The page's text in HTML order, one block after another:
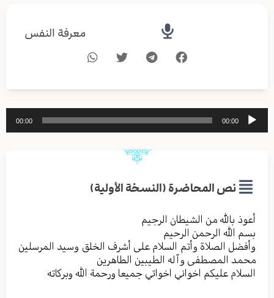
معرفة النفس
مشغل
الصوت
00:00
00:00
نص المحاضرة (النسخة الأولية)
أعوذ بالله من الشیطان الرجیم
بسم الله الرحمن الرحیم
وأفضل الصلاة وأتم السلام علی أشرف الخلق وسید المرسلین
محمد المصطفی وآله الطیبین الطاهرین
السلام علیکم اخواني اخواتي جمیعا ورحمة الله وبرکاته